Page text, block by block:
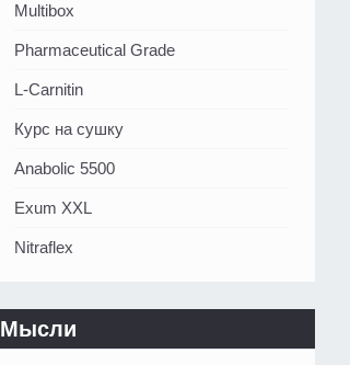
Multibox
Pharmaceutical Grade
L-Carnitin
Курс на сушку
Anabolic 5500
Exum XXL
Nitraflex
Мысли